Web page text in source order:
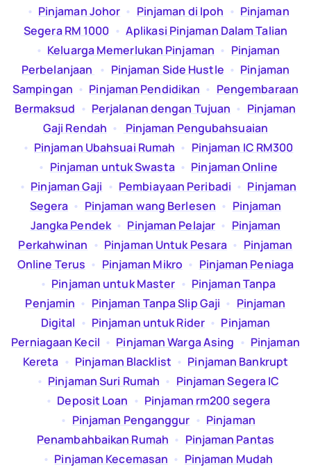
  •
Pinjaman Johor
  •
Pinjaman di Ipoh
  •
Pinjaman
Segera RM 1000
  •
Aplikasi Pinjaman Dalam Talian
  •
Keluarga Memerlukan Pinjaman
  •
Pinjaman
Perbelanjaan
  •
Pinjaman Side Hustle
  •
Pinjaman
Sampingan
  •
Pinjaman Pendidikan
  •
Pengembaraan
Bermaksud
  •
Perjalanan dengan Tujuan
  •
Pinjaman
Gaji Rendah
  •
Pinjaman Pengubahsuaian
  •
Pinjaman Ubahsuai Rumah
  •
Pinjaman IC RM300
  •
Pinjaman untuk Swasta
  •
Pinjaman Online
  •
Pinjaman Gaji
  •
Pembiayaan Peribadi
  •
Pinjaman
Segera
  •
Pinjaman wang Berlesen
  •
Pinjaman
Jangka Pendek
  •
Pinjaman Pelajar
  •
Pinjaman
Perkahwinan
  •
Pinjaman Untuk Pesara
  •
Pinjaman
Online Terus
  •
Pinjaman Mikro
  •
Pinjaman Peniaga
  •
Pinjaman untuk Master
  •
Pinjaman Tanpa
Penjamin
  •
Pinjaman Tanpa Slip Gaji
  •
Pinjaman
Digital
  •
Pinjaman untuk Rider
  •
Pinjaman
Perniagaan Kecil
  •
Pinjaman Warga Asing
  •
Pinjaman
Kereta
  •
Pinjaman Blacklist
  •
Pinjaman Bankrupt
  •
Pinjaman Suri Rumah
  •
Pinjaman Segera IC
  •
Deposit Loan
  •
Pinjaman rm200 segera
  •
Pinjaman Penganggur
  •
Pinjaman
Penambahbaikan Rumah
  •
Pinjaman Pantas
  •
Pinjaman Kecemasan
  •
Pinjaman Mudah